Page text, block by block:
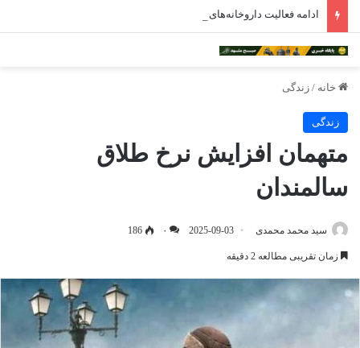
خانه / زندگی
زندگی
متهمان افزایش نرخ طلاق
سالمندان
سید محمد محمدی 2025-09-03 ۰ 186
زمان تقریبی مطالعه 2 دقیقه